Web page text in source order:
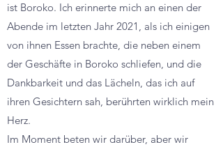
ist Boroko. Ich erinnerte mich an einen der
Abende im letzten Jahr 2021, als ich einigen
von ihnen Essen brachte, die neben einem
der Geschäfte in Boroko schliefen, und die
Dankbarkeit und das Lächeln, das ich auf
ihren Gesichtern sah, berührten wirklich mein
Herz.
Im Moment beten wir darüber, aber wir